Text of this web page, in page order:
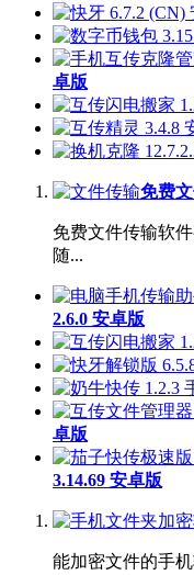
卓版
免费
免费文件传输软
随...
2.6.0 安卓版
卓版
3.14.69 安卓版
能加密文件的手